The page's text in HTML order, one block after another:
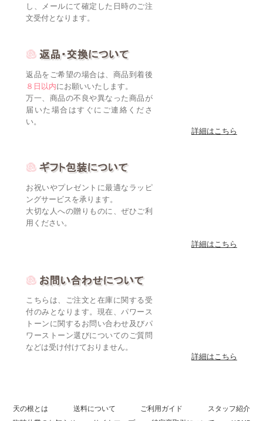
し、メールにて確定した日時のご注
文受付となります。
返品をご希望の場合は、商品到着後
８日以内にお願いいたします。
万一、商品の不良や異なった商品が
届いた場合はすぐにご連絡くださ
い。
詳細はこちら
お祝いやプレゼントに最適なラッピ
ングサービスを承ります。
大切な人への贈りものに、ぜひご利
用ください。
詳細はこちら
こちらは、ご注文と在庫に関する受
付のみとなります。現在、パワース
トーンに関するお問い合わせ及びパ
ワーストーン選びについてのご質問
などは受け付けておりません。
詳細はこちら
天の根とは 送料について ご利用ガイド
スタッフ紹介